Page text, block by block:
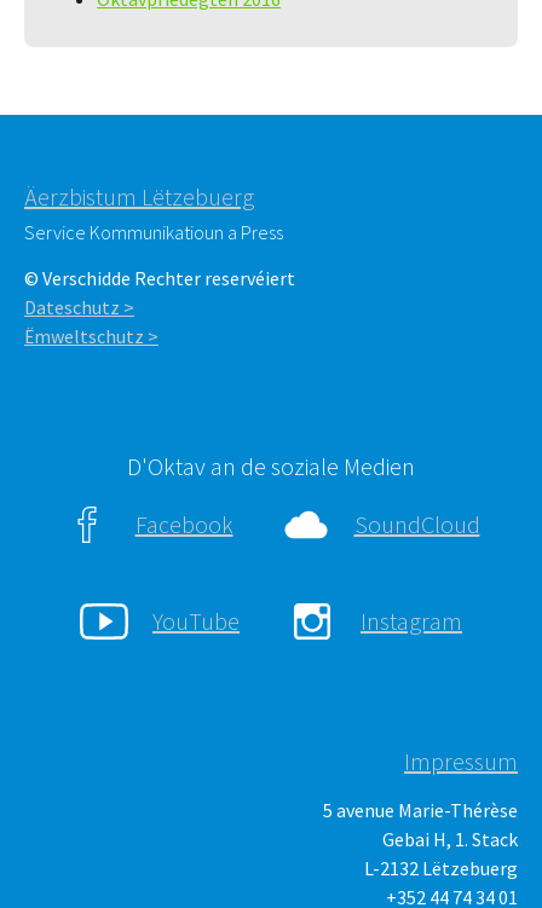
Äerzbistum Lëtzebuerg
Service Kommunikatioun a Press
© Verschidde Rechter reservéiert
Dateschutz >
Ëmweltschutz >
D'Oktav an de soziale Medien
Facebook
SoundCloud
YouTube Instagram
Impressum
5 avenue Marie-Thérèse
Gebai H, 1. Stack
L-2132 Lëtzebuerg
+352 44 74 34 01